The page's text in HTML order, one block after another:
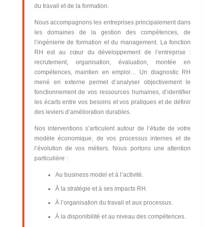
du travail et de la formation.
Nous accompagnons les entreprises principalement dans
les domaines de la gestion des compétences, de
l’ingénierie de formation et du management. La fonction
RH est au cœur du développement de l’entreprise :
recrutement, organisation, évaluation, montée en
compétences, maintien en emploi… Un diagnostic RH
mené en externe permet d’analyser objectivement le
fonctionnement de vos ressources humaines, d’identifier
les écarts entre vos besoins et vos pratiques et de définir
des leviers d’amélioration durables.
Nos interventions s’articulent autour de l’étude de votre
modèle économique, de vos processus internes et de
l’évolution de vos métiers. Nous portons une attention
particulière :
Au business model et à l’activité.
À la stratégie et à ses impacts RH.
À l’organisation du travail et aux processus.
À la disponibilité et au niveau des compétences.